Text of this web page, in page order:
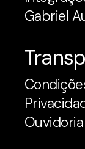
Gabriel
Ouvidoria